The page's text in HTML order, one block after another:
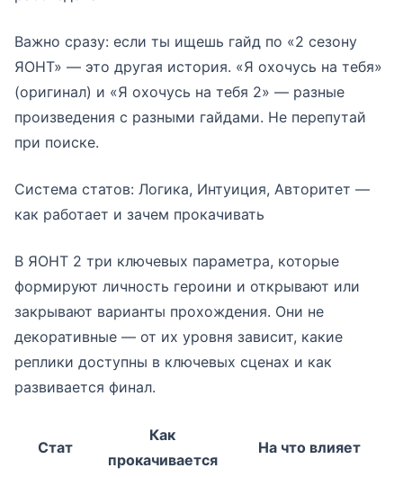
Важно сразу: если ты ищешь гайд по «2 сезону
ЯОНТ» — это другая история. «Я охочусь на тебя»
(оригинал) и «Я охочусь на тебя 2» — разные
произведения с разными гайдами. Не перепутай
при поиске.
Система статов: Логика, Интуиция, Авторитет —
как работает и зачем прокачивать
В ЯОНТ 2 три ключевых параметра, которые
формируют личность героини и открывают или
закрывают варианты прохождения. Они не
декоративные — от их уровня зависит, какие
реплики доступны в ключевых сценах и как
развивается финал.
Стат
Как
прокачивается
На что влияет